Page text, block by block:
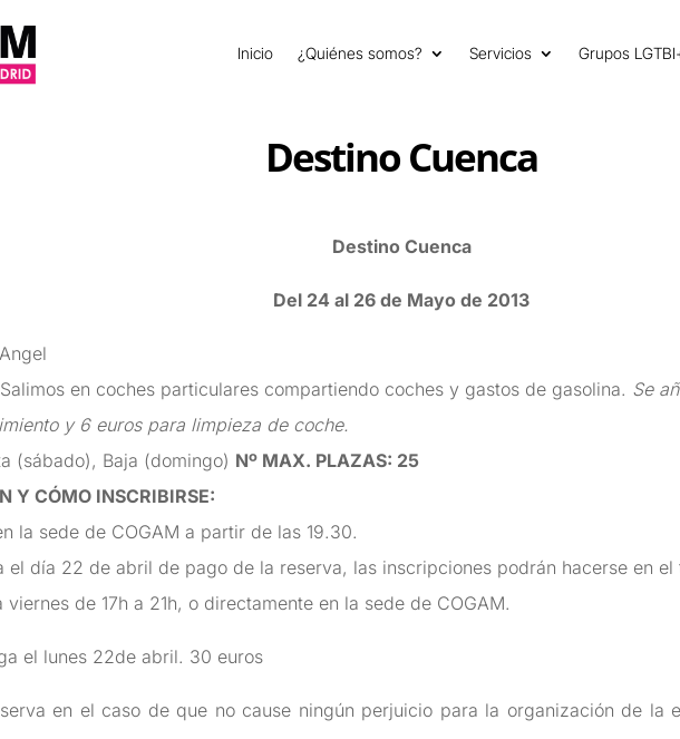
Inicio ¿Quiénes somos? Servicios Grupos
Destino Cuenca
Destino Cuenca
Del 24 al 26 de Mayo de 2013
Salimos en coches particulares compartiendo coches y gastos de gasolina. Se
y 6 euros para limpieza de coche.
(sábado), Baja (domingo) Nº MAX. PLAZAS: 25
Y CÓMO INSCRIBIRSE:
la sede de COGAM a partir de las 19.30.
el día 22 de abril de pago de la reserva, las inscripciones podrán hacerse en
de 17h a 21h, o directamente en la sede de COGAM.
el lunes 22de abril. 30 euros
en el caso de que no cause ningún perjuicio para la organización de la